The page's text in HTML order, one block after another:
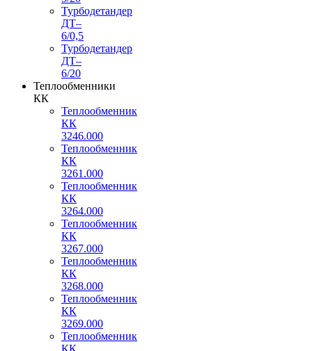
Турбодетандер
ДТ–
6/0,5
Турбодетандер
ДТ–
6/20
Теплообменники
КК
Теплообменник
КК
3246.000
Теплообменник
КК
3261.000
Теплообменник
КК
3264.000
Теплообменник
КК
3267.000
Теплообменник
КК
3268.000
Теплообменник
КК
3269.000
Теплообменник
КК